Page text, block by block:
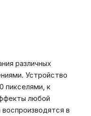
различных
Устройство
пикселями, к
любой
в